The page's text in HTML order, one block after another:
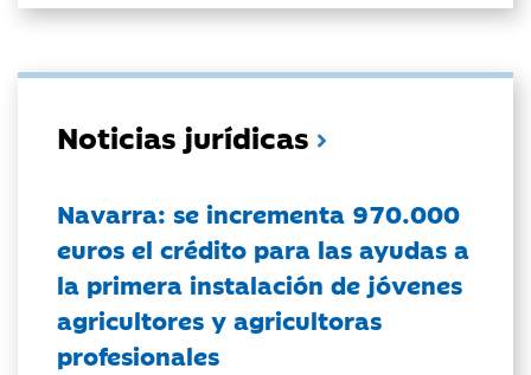
Noticias jurídicas
Navarra: se incrementa 970.000
euros el crédito para las ayudas a
la primera instalación de jóvenes
agricultores y agricultoras
profesionales